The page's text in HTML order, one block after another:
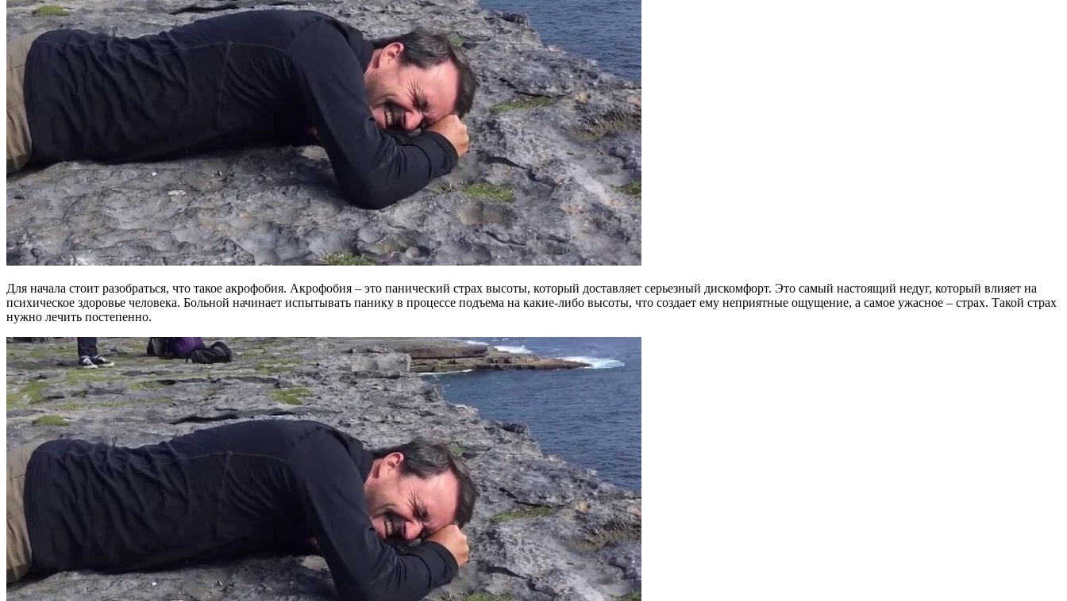
Для начала стоит разобраться, что такое акрофобия. Акрофобия – это панический страх высоты, который доставляет серьезный дискомфорт. Это самый настоящий недуг, который влияет на
психическое здоровье человека. Больной начинает испытывать панику в процессе подъема на какие-либо высоты, что создает ему неприятные ощущение, а самое ужасное – страх. Такой страх
нужно лечить постепенно.